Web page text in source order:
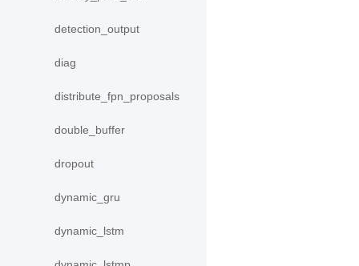
detection_output
diag
distribute_fpn_proposals
double_buffer
dropout
dynamic_gru
dynamic_lstm